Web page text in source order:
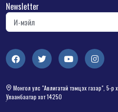
Newsletter
Монгол улс "Авлигатай тэмцэх газар", 5-р
Улаанбаатар хот 14250